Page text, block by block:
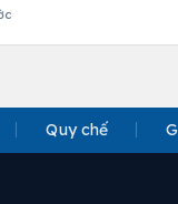
Quy chế